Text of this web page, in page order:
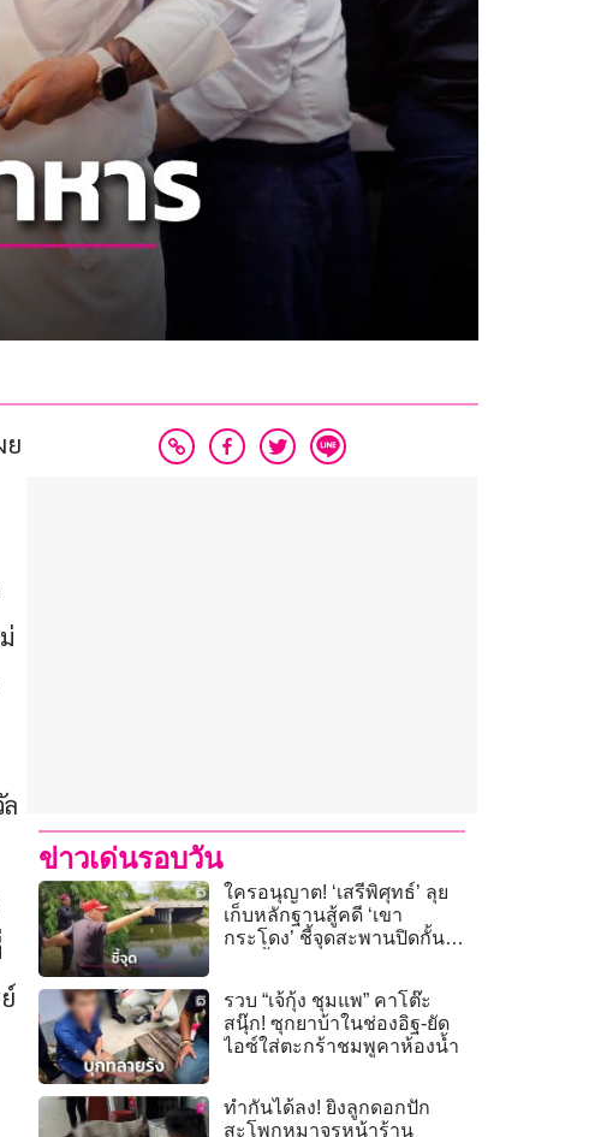
ย
ข่าวเด่นรอบวัน
ใครอนุญาต! ‘เสรีพิศุทธ์’ ลุย
เก็บหลักฐานสู้คดี ‘เขา
กระโดง’ ชี้จุดสะพานปิดกั้น
รวบ “เจ้กุ้ง ชุมแพ” คาโต๊ะ
สนุ๊ก! ซุกยาบ้าในช่องอิฐ-ยัด
ไอซ์ใส่ตะกร้าชมพูคาห้องน้ำ
ทำกันได้ลง! ยิงลูกดอกปัก
สะโพกหมาจรหน้าร้าน